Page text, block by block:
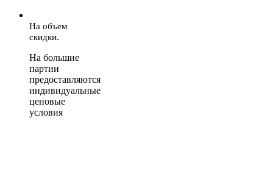
На объем
скидки.
На большие
партии
предоставляются
индивидуальные
ценовые
условия